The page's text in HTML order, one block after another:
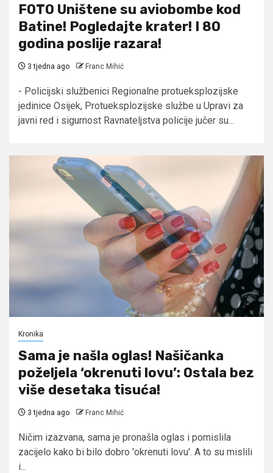
FOTO Uništene su aviobombe kod
Batine! Pogledajte krater! I 80
godina poslije razara!
3 tjedna ago Franc Mihić
- Policijski službenici Regionalne protueksplozijske
jedinice Osijek, Protueksplozijske službe u Upravi za
javni red i sigurnost Ravnateljstva policije jučer su...
Kronika
Sama je našla oglas! Našičanka
poželjela ‘okrenuti lovu’: Ostala bez
više desetaka tisuća!
3 tjedna ago Franc Mihić
Ničim izazvana, sama je pronašla oglas i pomislila
zacijelo kako bi bilo dobro 'okrenuti lovu'. A to su mislili
i...